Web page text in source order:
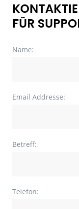
FÜR
Name:
Email Addresse:
Betreff:
Telefon: